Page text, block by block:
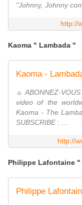
"Johnny, Johnny
http://
Kaoma " Lambada "
Kaoma -
☼ ABONNEZ-
video of the
Kaoma - The
SUBSCRIBE : ...
http://
Philippe Lafontaine "
Philippe